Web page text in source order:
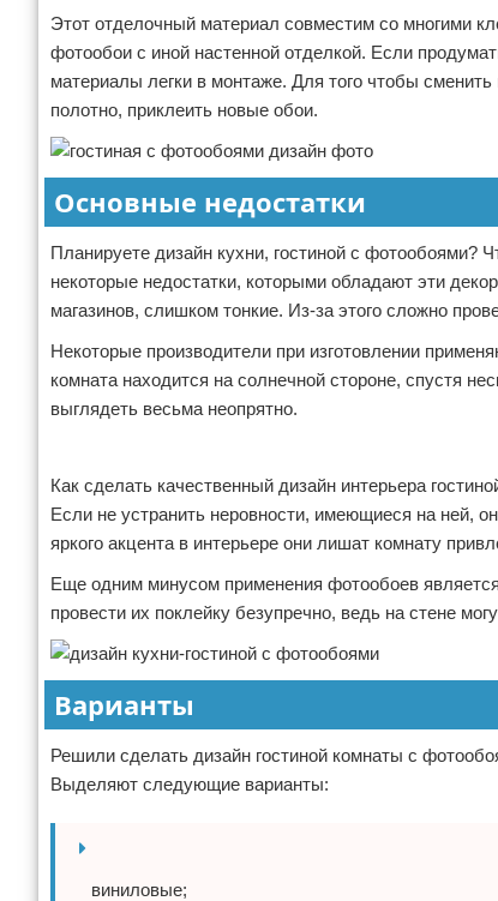
Этот отделочный материал совместим со многими
фотообои с иной настенной отделкой. Если
материалы легки в монтаже. Для того чтобы
полотно, приклеить новые обои.
Основные недостатки
Планируете дизайн кухни, гостиной с фотообоями?
некоторые недостатки, которыми обладают эти
магазинов, слишком тонкие. Из-за этого сложно
Некоторые производители при изготовлении
комната находится на солнечной стороне, спустя
выглядеть весьма неопрятно.
Как сделать качественный дизайн интерьера
Если не устранить неровности, имеющиеся на ней,
яркого акцента в интерьере они лишат комнату
Еще одним минусом применения фотообоев
провести их поклейку безупречно, ведь на стене
Варианты
Решили сделать дизайн гостиной комнаты с
Выделяют следующие варианты:
виниловые;